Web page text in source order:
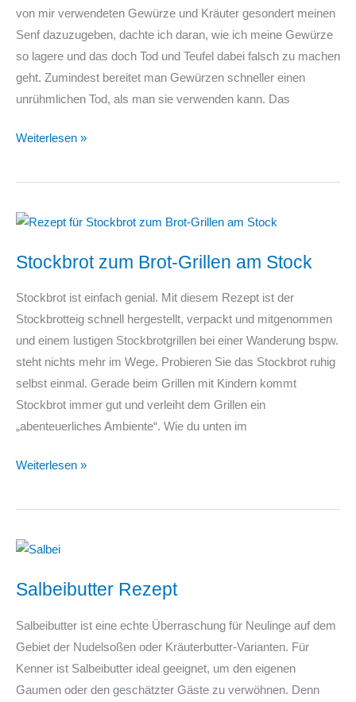
von mir verwendeten Gewürze und Kräuter gesondert meinen
Senf dazuzugeben, dachte ich daran, wie ich meine Gewürze
so lagere und das doch Tod und Teufel dabei falsch zu machen
geht. Zumindest bereitet man Gewürzen schneller einen
unrühmlichen Tod, als man sie verwenden kann. Das
Gewürze
Kräuter
der
10
Weiterlesen »
Stockbrot zum Brot-Grillen am Stock
Stockbrot ist einfach genial. Mit diesem Rezept ist der
Stockbrotteig schnell hergestellt, verpackt und mitgenommen
und einem lustigen Stockbrotgrillen bei einer Wanderung bspw.
steht nichts mehr im Wege. Probieren Sie das Stockbrot ruhig
selbst einmal. Gerade beim Grillen mit Kindern kommt
Stockbrot immer gut und verleiht dem Grillen ein
„abenteuerliches Ambiente“. Wie du unten im
Stockbrot
Brot-
am
Weiterlesen »
Salbeibutter Rezept
Salbeibutter ist eine echte Überraschung für Neulinge auf dem
Gebiet der Nudelsoßen oder Kräuterbutter-Varianten. Für
Kenner ist Salbeibutter ideal geeignet, um den eigenen
Gaumen oder den geschätzter Gäste zu verwöhnen. Denn